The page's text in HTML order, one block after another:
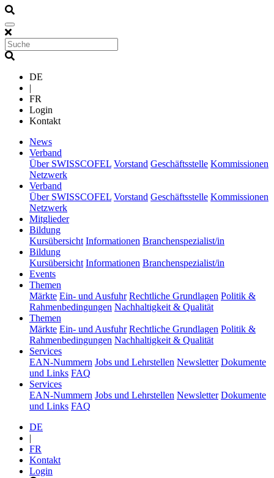
DE
|
FR
Login
Kontakt
News(current)
Verband
Über SWISSCOFEL Vorstand Geschäftsstelle Kommissionen
Netzwerk
Verband
Über SWISSCOFEL Vorstand Geschäftsstelle Kommissionen
Netzwerk
Mitglieder(current)
Bildung(current)
Kursübersicht Informationen Branchenspezialist/in
Bildung(current)
Kursübersicht Informationen Branchenspezialist/in
Events(current)
Themen
Märkte Ein- und Ausfuhr Rechtliche Grundlagen Politik &
Rahmenbedingungen Nachhaltigkeit & Qualität
Themen
Märkte Ein- und Ausfuhr Rechtliche Grundlagen Politik &
Rahmenbedingungen Nachhaltigkeit & Qualität
Services(current)
EAN-Nummern Jobs und Lehrstellen Newsletter Dokumente
und Links FAQ
Services(current)
EAN-Nummern Jobs und Lehrstellen Newsletter Dokumente
und Links FAQ
DE
|
FR
Kontakt
Login